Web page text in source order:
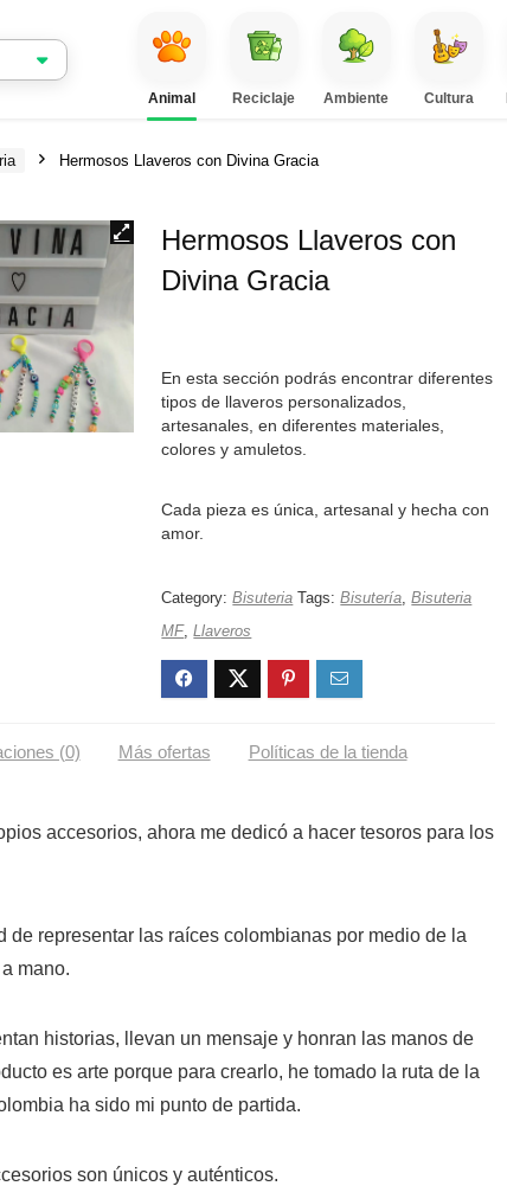
Animal Reciclaje Ambiente Cultura
Hermosos Llaveros con Divina Gracia
Hermosos Llaveros con
Divina Gracia
En esta sección podrás encontrar diferentes
tipos de llaveros personalizados,
artesanales, en diferentes materiales,
colores y amuletos.
Cada pieza es única, artesanal y hecha con
amor.
Category:Bisuteria Tags:Bisutería,Bisuteria
MF,Llaveros
(0) Más ofertas Políticas de la tienda
accesorios, ahora me dedicó a hacer tesoros para los
de representar las raíces colombianas por medio de la
mano.
historias, llevan un mensaje y honran las manos de
es arte porque para crearlo, he tomado la ruta de la
ha sido mi punto de partida.
son únicos y auténticos.